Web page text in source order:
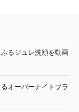
るジュレ洗顔を動画
オーバーナイトブラ